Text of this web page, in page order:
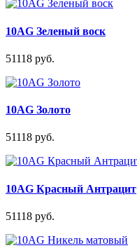
10AG Зеленый воск
51118 руб.
10AG Золото
51118 руб.
10AG Красный Антрацит
51118 руб.